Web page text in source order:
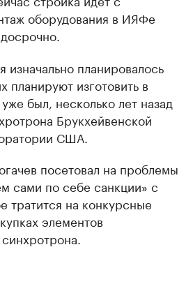
оборудования в ИЯФе
изначально планировалось
планируют изготовить в
был, несколько лет назад
Брукхейвенской
США.
посетовал на проблемы
сами по себе санкции» с
тратится на конкурсные
элементов